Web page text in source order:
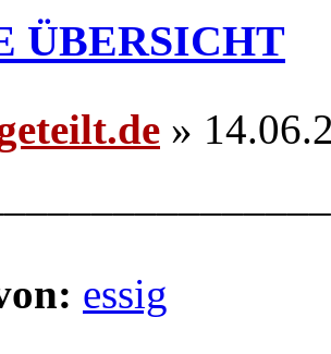
ÜBERSICHT
»
essig